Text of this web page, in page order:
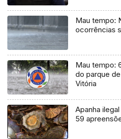
Mau tempo:
ocorrências
Mau tempo:
do parque
Vitória
Apanha
59